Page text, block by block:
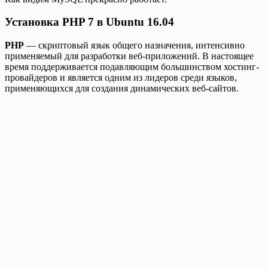
Установка PHP 7 в Ubuntu 16.04
PHP — скриптовый язык общего назначения, интенсивно
применяемый для разработки веб-приложений. В настоящее
время поддерживается подавляющим большинством хостинг-
провайдеров и является одним из лидеров среди языков,
применяющихся для создания динамических веб-сайтов.